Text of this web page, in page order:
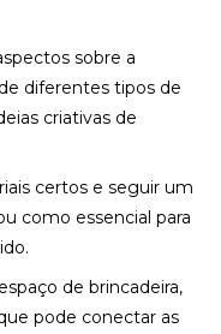
sobre a
diferentes tipos de
criativas de
certos e seguir um
como essencial para
de brincadeira,
pode conectar as